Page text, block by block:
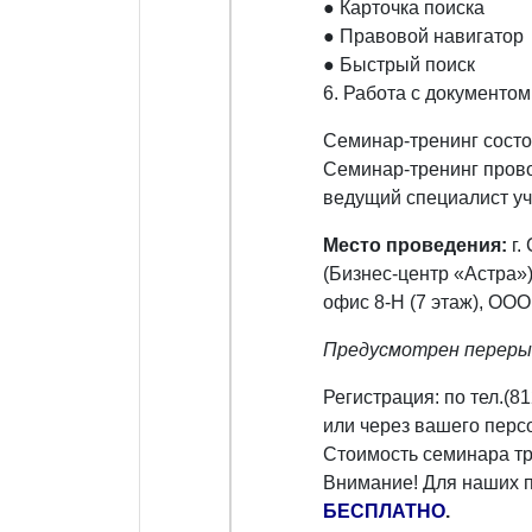
● Карточка поиска
● Правовой навигатор
● Быстрый поиск
6. Работа с
Семинар-тренинг
Семинар-тренинг
ведущий специалист
Место проведения: г.
(Бизнес-центр
офис 8-Н (7 этаж),
Предусмотрен
Регистрация: по
или через вашего
Стоимость семинара
Внимание! Для наших
БЕСПЛАТНО.